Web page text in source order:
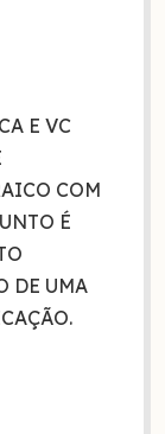
E VC
COM
É
DE UMA